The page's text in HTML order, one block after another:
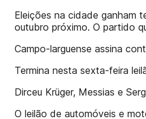
Eleições na cidade ganham
outubro próximo. O partido
Campo-larguense assina
Termina nesta sexta-feira
Dirceu Krüger, Messias e
O leilão de automóveis e